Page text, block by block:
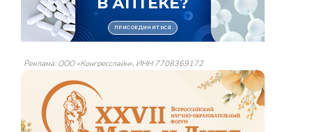
Реклама: ООО «Конгресслайн», ИНН 7708369172